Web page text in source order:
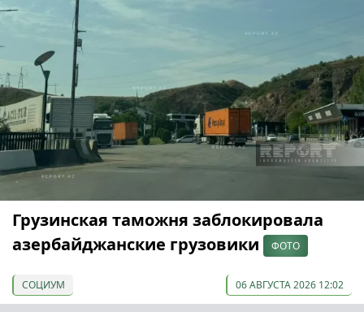
Грузинская таможня заблокировала
азербайджанские грузовики
ФОТО
СОЦИУМ 06 АВГУСТА 2026 12:02